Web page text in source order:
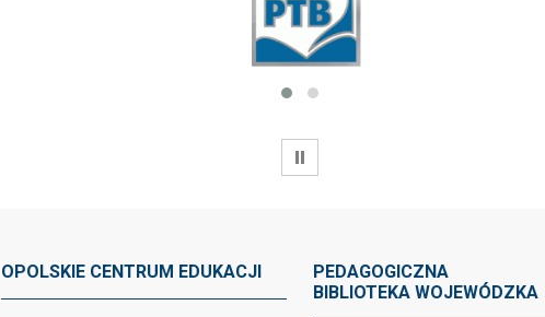
WSTRZYMAJ
OPOLSKIE CENTRUM EDUKACJI
PEDAGOGICZNA
BIBLIOTEKA WOJEWÓDZKA